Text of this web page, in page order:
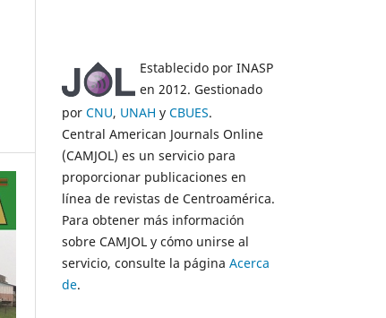
Establecido por INASP
en 2012. Gestionado
por CNU, UNAH y CBUES.
Central American Journals Online
(CAMJOL) es un servicio para
proporcionar publicaciones en
línea de revistas de Centroamérica.
Para obtener más información
sobre CAMJOL y cómo unirse al
servicio, consulte la página Acerca
de.